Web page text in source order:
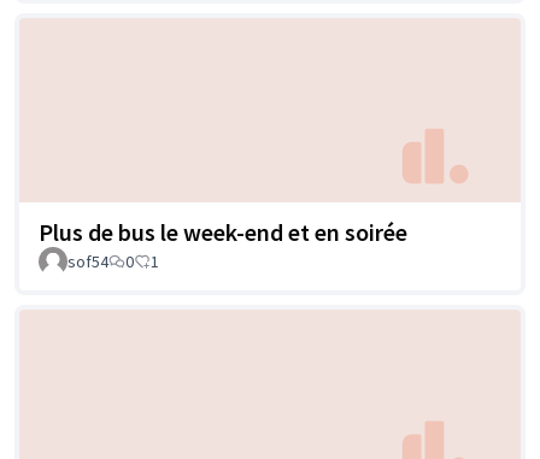
Plus de bus le week-end et en soirée
sof54 0 1